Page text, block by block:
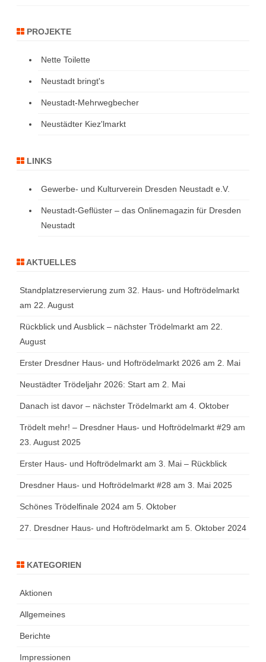
PROJEKTE
Nette Toilette
Neustadt bringt's
Neustadt-Mehrwegbecher
Neustädter Kiez'lmarkt
LINKS
Gewerbe- und Kulturverein Dresden Neustadt e.V.
Neustadt-Geflüster – das Onlinemagazin für Dresden
Neustadt
AKTUELLES
Standplatzreservierung zum 32. Haus- und Hoftrödelmarkt
am 22. August
Rückblick und Ausblick – nächster Trödelmarkt am 22.
August
Erster Dresdner Haus- und Hoftrödelmarkt 2026 am 2. Mai
Neustädter Trödeljahr 2026: Start am 2. Mai
Danach ist davor – nächster Trödelmarkt am 4. Oktober
Trödelt mehr! – Dresdner Haus- und Hoftrödelmarkt #29 am
23. August 2025
Erster Haus- und Hoftrödelmarkt am 3. Mai – Rückblick
Dresdner Haus- und Hoftrödelmarkt #28 am 3. Mai 2025
Schönes Trödelfinale 2024 am 5. Oktober
27. Dresdner Haus- und Hoftrödelmarkt am 5. Oktober 2024
KATEGORIEN
Aktionen
Allgemeines
Berichte
Impressionen